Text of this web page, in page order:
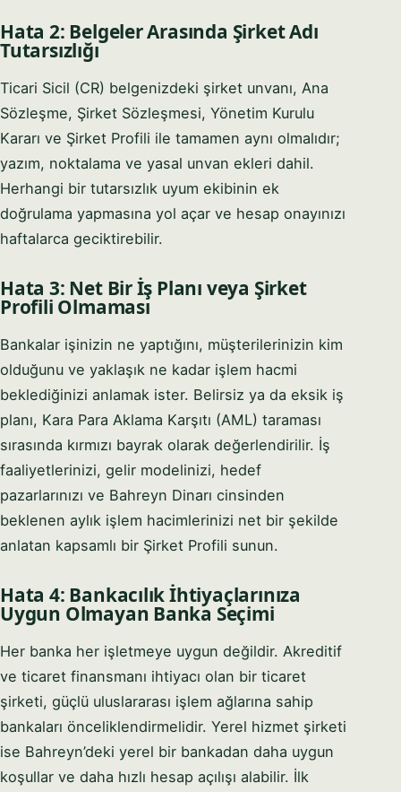
Hata 2: Belgeler Arasında Şirket Adı
Tutarsızlığı
Ticari Sicil (CR) belgenizdeki şirket unvanı, Ana
Sözleşme, Şirket Sözleşmesi, Yönetim Kurulu
Kararı ve Şirket Profili ile tamamen aynı olmalıdır;
yazım, noktalama ve yasal unvan ekleri dahil.
Herhangi bir tutarsızlık uyum ekibinin ek
doğrulama yapmasına yol açar ve hesap onayınızı
haftalarca geciktirebilir.
Hata 3: Net Bir İş Planı veya Şirket
Profili Olmaması
Bankalar işinizin ne yaptığını, müşterilerinizin kim
olduğunu ve yaklaşık ne kadar işlem hacmi
beklediğinizi anlamak ister. Belirsiz ya da eksik iş
planı, Kara Para Aklama Karşıtı (AML) taraması
sırasında kırmızı bayrak olarak değerlendirilir. İş
faaliyetlerinizi, gelir modelinizi, hedef
pazarlarınızı ve Bahreyn Dinarı cinsinden
beklenen aylık işlem hacimlerinizi net bir şekilde
anlatan kapsamlı bir Şirket Profili sunun.
Hata 4: Bankacılık İhtiyaçlarınıza
Uygun Olmayan Banka Seçimi
Her banka her işletmeye uygun değildir. Akreditif
ve ticaret finansmanı ihtiyacı olan bir ticaret
şirketi, güçlü uluslararası işlem ağlarına sahip
bankaları önceliklendirmelidir. Yerel hizmet şirketi
ise Bahreyn’deki yerel bir bankadan daha uygun
koşullar ve daha hızlı hesap açılışı alabilir. İlk